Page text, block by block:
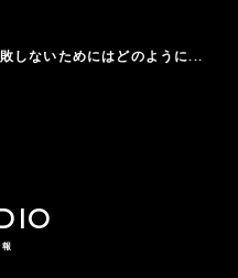
しないためにはどのように...